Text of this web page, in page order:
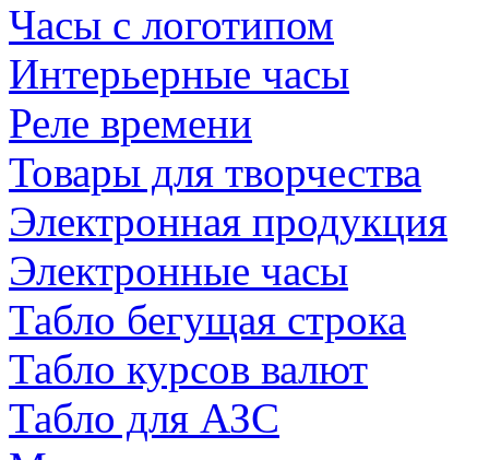
Часы с логотипом
Интерьерные часы
Реле времени
Товары для творчества
Электронная продукция
Электронные часы
Табло бегущая строка
Табло курсов валют
Табло для АЗС